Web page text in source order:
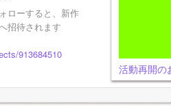
あり）
ローすると、新作
招待されます
913684510
活動再開の